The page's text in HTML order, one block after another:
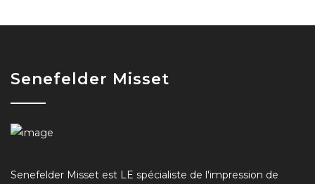
Senefelder Misset
Senefelder Misset est LE spécialiste de l'impression de